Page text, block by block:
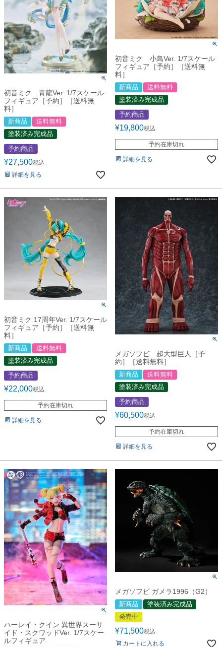
初音ミク 青龍Ver. 1/7スケール
フィギュア［予約］［送料無
料］
新商品
送料無料
塗装済み完成品
予約商品
¥27,500税込
詳細を見る
初音ミク 小鳥Ver. 1/7スケール
フィギュア［予約］［送料無
料］
新商品
送料無料
塗装済み完成品
予約商品
¥19,800税込
予約在庫切れ
詳細を見る
初音ミク 17周年Ver. 1/7スケール
フィギュア［予約］［送料無
料］
新商品
送料無料
塗装済み完成品
予約商品
¥22,000税込
予約在庫切れ
詳細を見る
メガソフビ 超大型巨人［予
約］［送料無料］
新商品
送料無料
塗装済み完成品
予約商品
¥60,500税込
予約在庫切れ
詳細を見る
ハーレイ・クイン 異世界スーサ
イド・スクワッドVer. 1/7スケー
ルフィギュア
メガソフビ ガメラ1996（G2）
新商品
塗装済み完成品
発売中
¥71,500税込
カートに入れる